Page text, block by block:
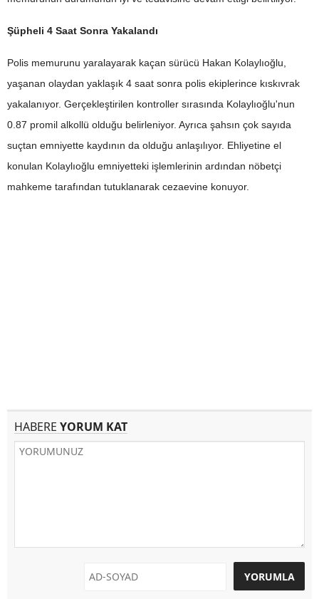
Şüpheli 4 Saat Sonra Yakalandı
Polis memurunu yaralayarak kaçan sürücü Hakan Kolaylıoğlu,
yaşanan olaydan yaklaşık 4 saat sonra polis ekiplerince kıskıvrak
yakalanıyor. Gerçekleştirilen kontroller sırasında Kolaylıoğlu'nun
0.87 promil alkollü olduğu belirleniyor. Ayrıca şahsın çok sayıda
suçtan emniyette kaydının da olduğu anlaşılıyor. Ehliyetine el
konulan Kolaylıoğlu emniyetteki işlemlerinin ardından nöbetçi
mahkeme tarafından tutuklanarak cezaevine konuyor.
HABERE YORUM KAT